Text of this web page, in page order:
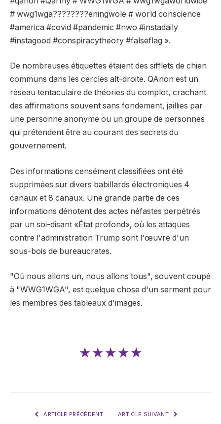
# wwg1wga????????eningwole # world conscience
#america #covid #pandemic #nwo #instadaily
#instagood #conspiracytheory #falseflag ».
De nombreuses étiquettes étaient des sifflets de chien
communs dans les cercles alt-droite. QAnon est un
réseau tentaculaire de théories du complot, crachant
des affirmations souvent sans fondement, jaillies par
une personne anonyme ou un groupe de personnes
qui prétendent être au courant des secrets du
gouvernement.
Des informations censément classifiées ont été
supprimées sur divers babillards électroniques 4
canaux et 8 canaux. Une grande partie de ces
informations dénotent des actes néfastes perpétrés
par un soi-disant «État profond», où les attaques
contre l'administration Trump sont l'œuvre d'un
sous-bois de bureaucrates.
"Où nous allons un, nous allons tous", souvent coupé
à "WWG1WGA", est quelque chose d'un serment pour
les membres des tableaux d'images.
★★★★★
ARTICLE PRÉCÉDENT ARTICLE SUIVANT